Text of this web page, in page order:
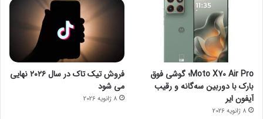
Moto X70 Air Pro؛ گوشی فوق
بارک با دوربین سه‌گانه و رقیب
آیفون ایر
8 ژانویه 2026
فروش تیک تاک در سال ۲۰۲۶ نهایی
می شود
8 ژانویه 2026